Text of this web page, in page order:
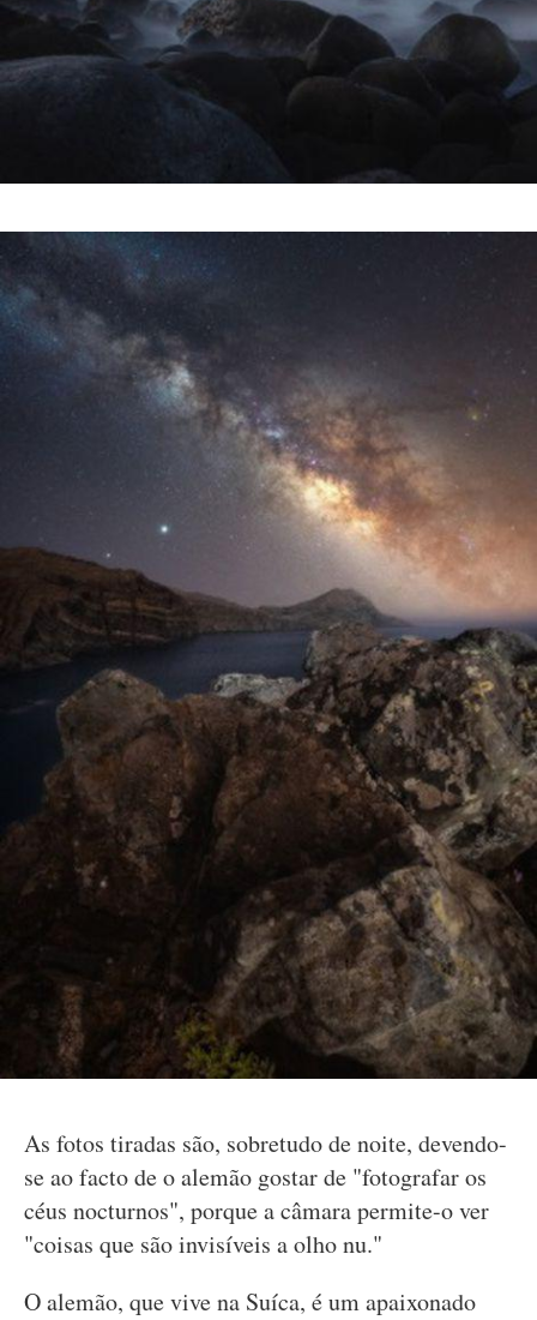
As fotos tiradas são, sobretudo de noite, devendo-
se ao facto de o alemão gostar de "fotografar os
céus nocturnos", porque a câmara permite-o ver
"coisas que são invisíveis a olho nu."
O alemão, que vive na Suíca, é um apaixonado